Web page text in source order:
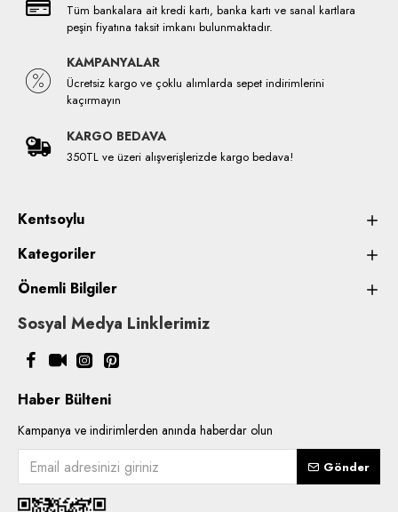
Tüm bankalara ait kredi kartı, banka kartı ve sanal kartlara
peşin fiyatına taksit imkanı bulunmaktadır.
KAMPANYALAR
Ücretsiz kargo ve çoklu alımlarda sepet indirimlerini
kaçırmayın
KARGO BEDAVA
350TL ve üzeri alışverişlerizde kargo bedava!
Kentsoylu
Kategoriler
Önemli Bilgiler
Sosyal Medya Linklerimiz
Haber Bülteni
Kampanya ve indirimlerden anında haberdar olun
Gönder